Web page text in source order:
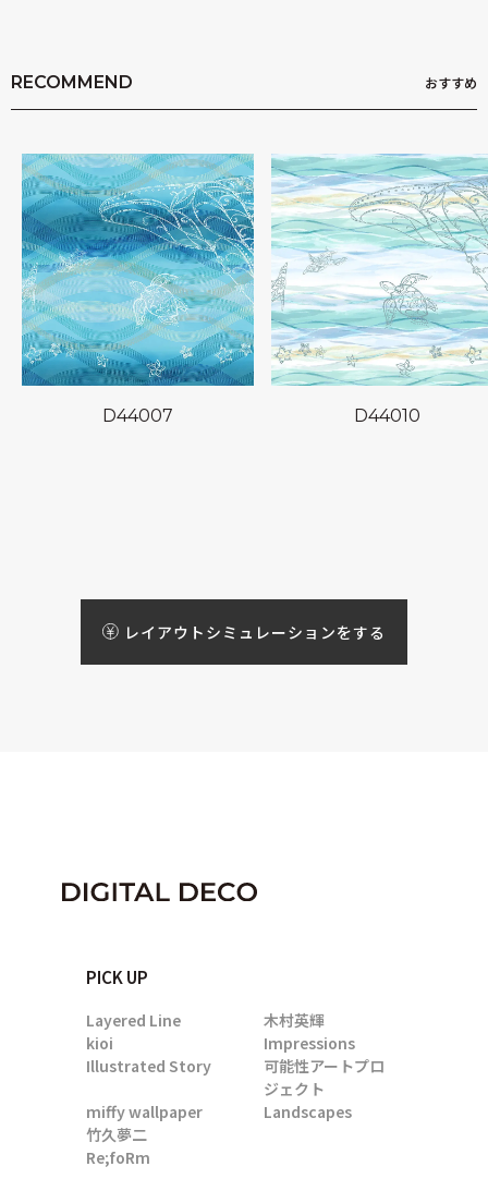
RECOMMEND おすすめ
D44007 D44010
レイアウトシミュレーションをする
PICK UP
Layered Line
木村英輝
kioi
Impressions
Illustrated Story
可能性アートプロ
ジェクト
miffy wallpaper
Landscapes
竹久夢二
Re;foRm